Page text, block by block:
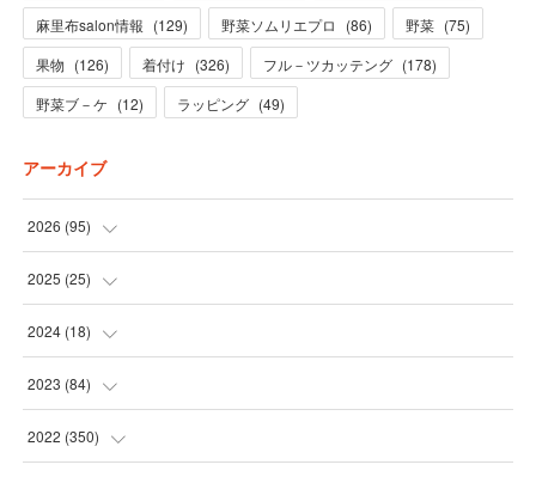
麻里布salon情報 (129) 野菜ソムリエプロ (86) 野菜 (75)
果物 (126) 着付け (326) フル－ツカッテング (178)
野菜ブ－ケ (12) ラッピング (49)
アーカイブ
2026 (95)
(5
(31 )
(28
(31
2025 (25)
(3
(19 )
(1)
2024(18)
(1
(12
2023 (84)
(1)
2022 (350)